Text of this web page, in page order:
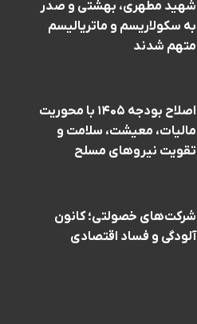
شهید مطهری، بهشتی و صدر
به سکولاریسم و ماتریالیسم
متهم شدند
اصلاح بودجه ۱۴۰۵ با محوریت
مالیات، معیشت، سلامت و
تقویت نیروهای مسلح
شرکت‌های خصولتی؛ کانون
آلودگی و فساد اقتصادی